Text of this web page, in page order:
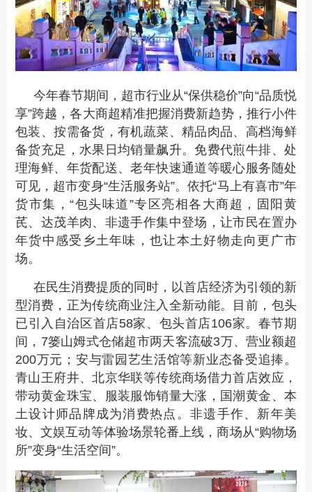
今年春节期间，超市行业从“保供稳价”向“品质悦
享”跨越，各大商超精准把握消费新趋势，推行小件
包装、按需备货，有机蔬菜、精品肉品、高档海鲜
备货充足，水果日均销量飙升。免费代煎牛排、处
理海鲜、年货配送、老年快速通道等暖心服务随处
可见，超市变身“生活服务站”。依托“马上有喜市”年
货市集，“包头味道”专区亮相各大商超，固阳黄
芪、达茂羊肉、非遗手作集中登场，让市民在置办
年货中感受乡土年味，也让本土好物走向更广市
场。
在民生消费提质的同时，以首店经济为引领的新
型消费，正为传统商业注入全新动能。目前，包头
已引入自治区首店58家、包头首店106家。春节期
间，7篓山姆式仓储超市两天客流破3万、营业额超
200万元；安与雷园艺生活馆等新业态备受追捧。
青山王府井、北京华联等传统商场借力首店效应，
带动黄金珠宝、服装服饰销量大涨，国潮黄金、本
土设计师品牌成为消费热点。非遗手作、新年美
妆、文娱互动等体验场景轮番上线，商场从“购物场
所”变身“生活空间”。